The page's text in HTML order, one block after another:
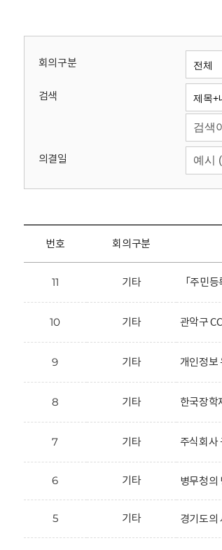
회
회의구분
검색
의결일
번호 회의구분
11 기타 「주민
10 기타 관악구
9 기타 개인정보
8 기타 한국장학
7 기타 주식회사
6 기타 병무청의
5 기타 경기도의